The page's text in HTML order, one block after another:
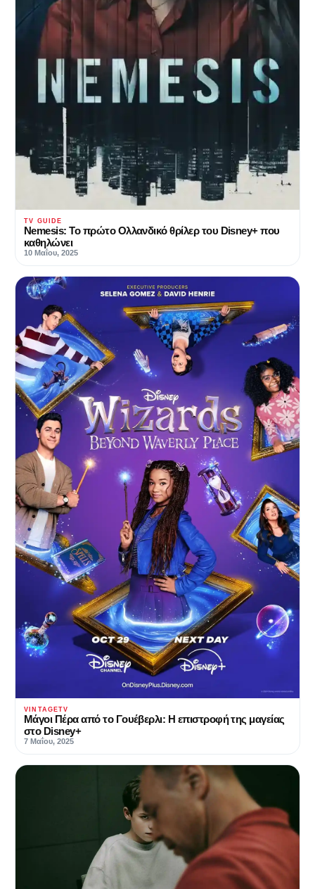
TV GUIDE
Nemesis: Το πρώτο Ολλανδικό θρίλερ του Disney+ που
καθηλώνει
10 Μαΐου, 2025
VINTAGETV
Μάγοι Πέρα από το Γουέβερλι: Η επιστροφή της μαγείας
στο Disney+
7 Μαΐου, 2025